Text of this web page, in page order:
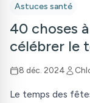
Astuces santé
40 choses
célébrer le
8 déc. 2024
Le temps des